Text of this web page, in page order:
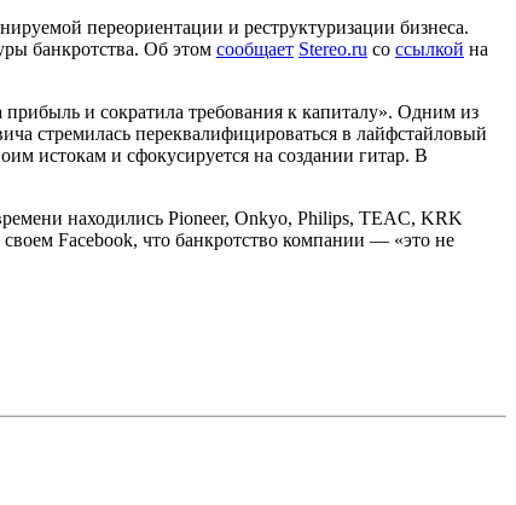
переориентации и реструктуризации бизнеса.
банкротства. Об этом сообщает Stereo.ru со ссылкой на
и сократила требования к капиталу». Одним из
стремилась переквалифицироваться в лайфстайловый
истокам и сфокусируется на создании гитар. В
находились Pioneer, Onkyo, Philips, TEAC, KRK
своем Facebook, что банкротство компании — «это не